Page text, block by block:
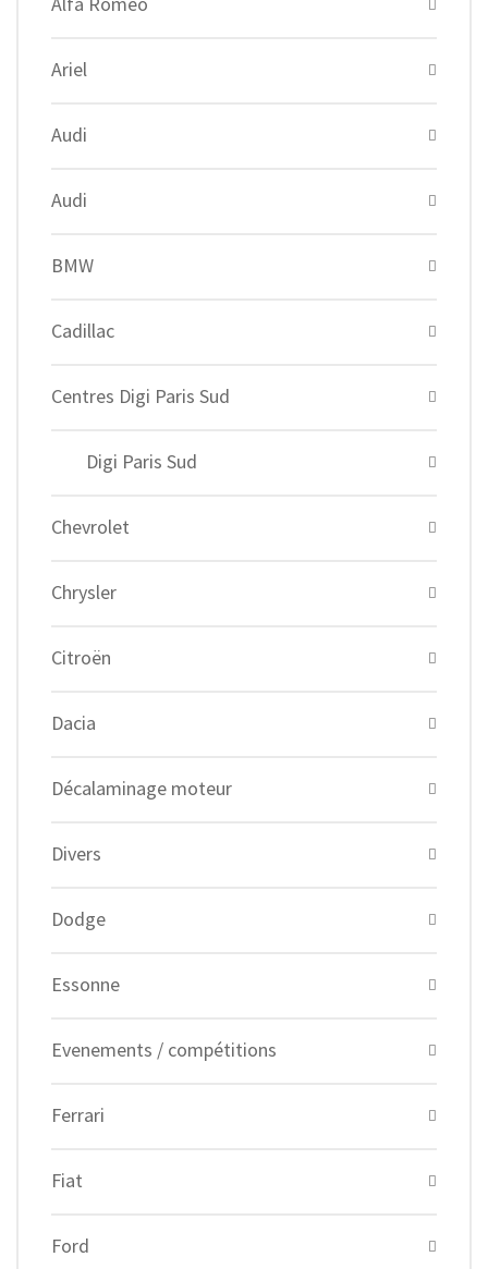
Ariel
Audi
Audi
BMW
Cadillac
Centres Digi Paris Sud
Digi Paris Sud
Chevrolet
Chrysler
Citroën
Dacia
Décalaminage moteur
Divers
Dodge
Essonne
Evenements / compétitions
Ferrari
Fiat
Ford